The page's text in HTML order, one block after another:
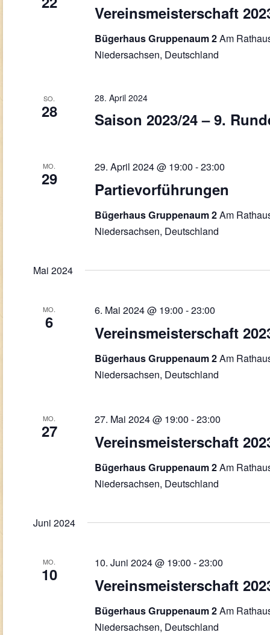
Vereinsmeisterschaft
Bügerhaus Gruppenaum 2Am
Niedersachsen, Deutschland
SO.
28 Saison 2023/24 – 9.
28. April 2024
MO.
29
Partievorführungen
29. April 2024 @ 19:00-23:00
Bügerhaus Gruppenaum 2Am
Niedersachsen, Deutschland
Mai 2024
MO.
6
Vereinsmeisterschaft
6. Mai 2024 @ 19:00-23:00
Bügerhaus Gruppenaum 2Am
Niedersachsen, Deutschland
MO.
27
Vereinsmeisterschaft
27. Mai 2024 @ 19:00-23:00
Bügerhaus Gruppenaum 2Am
Niedersachsen, Deutschland
Juni 2024
MO.
10
Vereinsmeisterschaft
10. Juni 2024 @ 19:00-23:00
Bügerhaus Gruppenaum 2Am
Niedersachsen, Deutschland